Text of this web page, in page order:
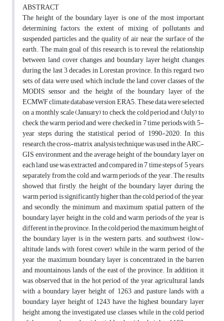
ABSTRACT
The height of the boundary layer is one of the most important
determining factors, the extent of mixing of pollutants and
suspended particles and the quality of air near the surface of the
earth. The main goal of this research is to reveal the relationship
between land cover changes and boundary layer height changes
during the last 3 decades in Lorestan province. In this regard, two
sets of data were used, which include the land cover classes of the
MODIS sensor and the height of the boundary layer of the
ECMWF climate database version ERA5. These data were selected
on a monthly scale (January) to check the cold period and (July) to
check the warm period and were checked in 7 time periods with 5-
year steps during the statistical period of 1990-2020. In this
research, the cross-matrix analysis technique was used in the ARC-
GIS environment and the average height of the boundary layer on
each land use was extracted and compared in 7 time steps of 5 years,
separately from the cold and warm periods of the year. The results
showed that firstly, the height of the boundary layer during the
warm period is significantly higher than the cold period of the year,
and secondly, the minimum and maximum spatial pattern of the
boundary layer height in the cold and warm periods of the year is
different in the province. In the cold period, the maximum height of
the boundary layer is in the western parts. and southwest (low-
altitude lands with forest cover), while in the warm period of the
year, the maximum boundary layer is concentrated in the barren
and mountainous lands of the east of the province. In addition, it
was observed that in the hot period of the year, agricultural lands
with a boundary layer height of 1263 and pasture lands with a
boundary layer height of 1243 have the highest boundary layer
height among the investigated use classes, while in the cold period